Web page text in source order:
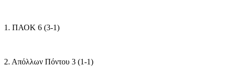
1. ΠΑΟΚ 6 (3-1)
2. Απόλλων Πόντου 3 (1-1)